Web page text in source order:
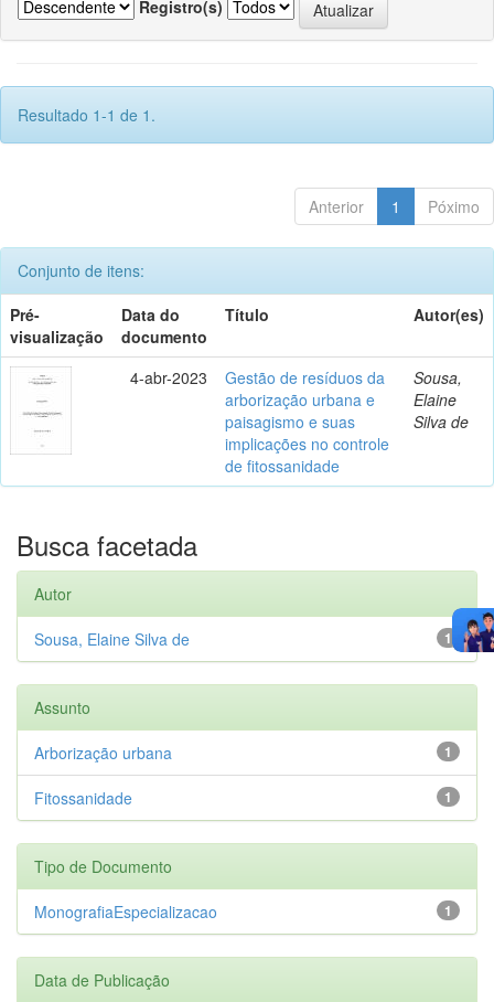
Registro(s)
Resultado 1-1 de 1.
Anterior 1 Póximo
Conjunto de itens:
Pré-
visualização
Data do
documento
Título Autor(es)
4-abr-2023
Gestão de resíduos da
arborização urbana e
paisagismo e suas
implicações no controle
de fitossanidade
Sousa,
Elaine
Silva de
Busca facetada
Autor
1
Sousa, Elaine Silva de
Assunto
1
Arborização urbana
1
Fitossanidade
Tipo de Documento
1
MonografiaEspecializacao
Data de Publicação